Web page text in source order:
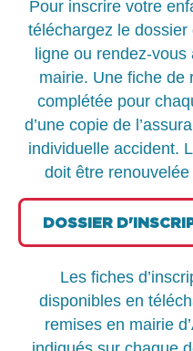
Pour inscrire votre
téléchargez le dossier
ligne ou rendez-
mairie. Une fiche de
complétée pour
d’une copie de
individuelle accident.
doit être
DOSSIER
Les fiches
disponibles en
remises en mairie